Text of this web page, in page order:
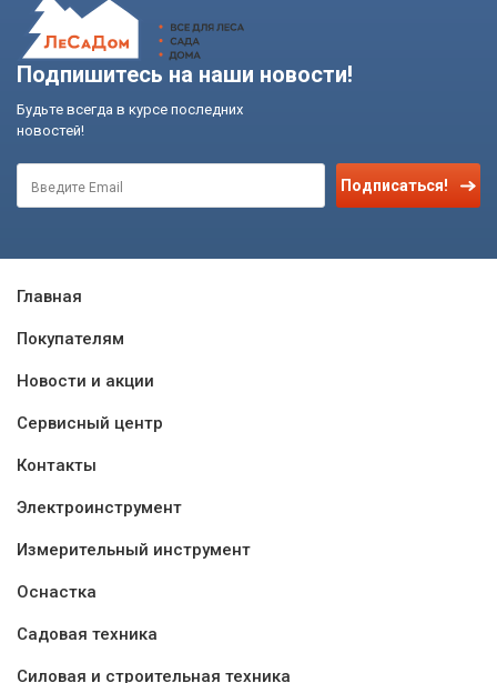
Подпишитесь на наши новости!
Будьте всегда в курсе последних
новостей!
Подписаться!
Главная
Покупателям
Новости и акции
Сервисный центр
Контакты
Электроинструмент
Измерительный инструмент
Оснастка
Садовая техника
Силовая и строительная техника